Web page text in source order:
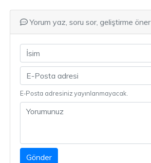
Yorum yaz, soru sor, geliştirme öner
E-Posta adresiniz yayınlanmayacak.
Gönder